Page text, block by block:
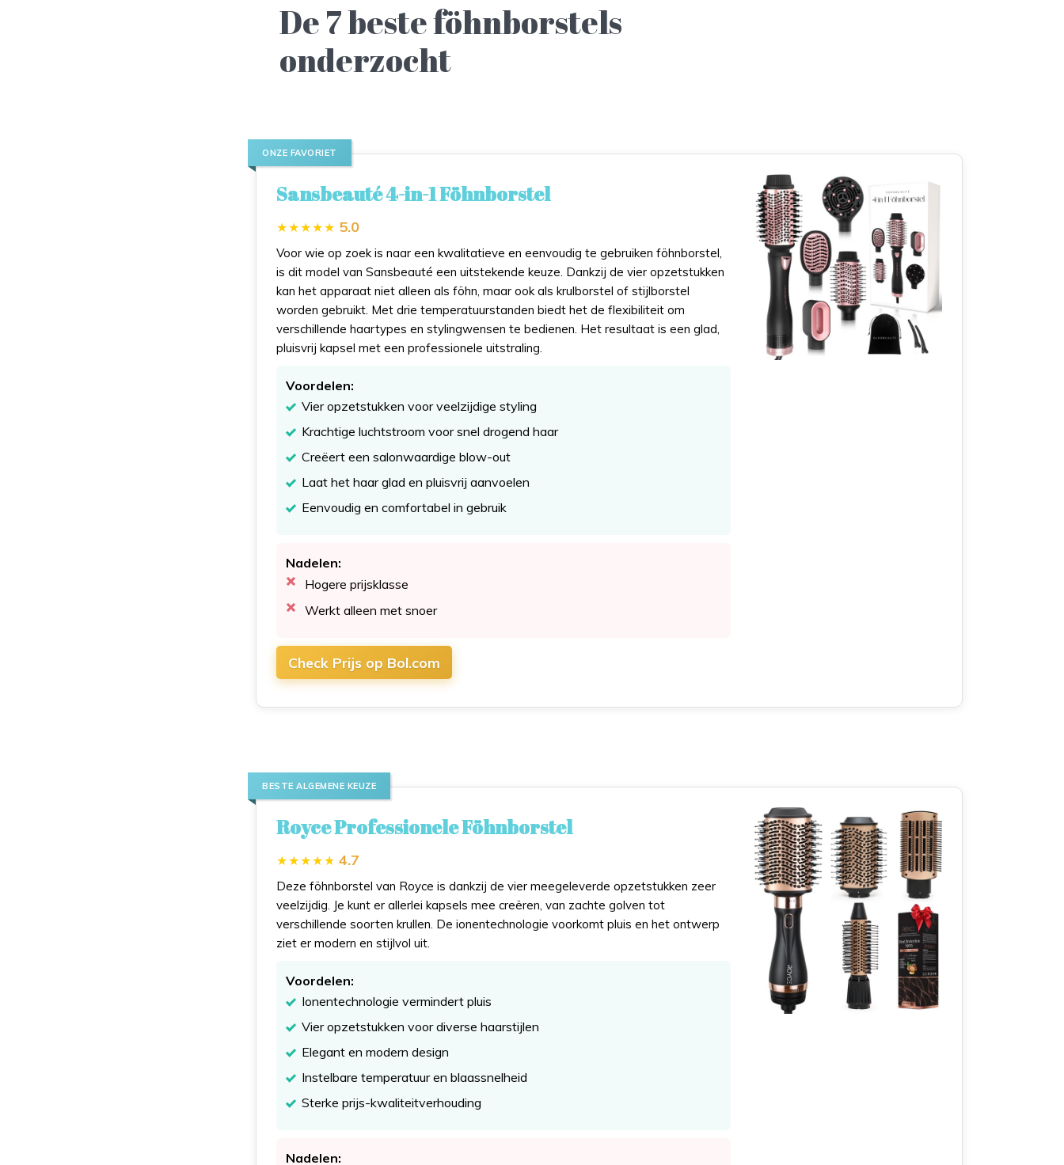
De 7 beste föhnborstels
onderzocht
ONZE FAVORIET
Sansbeauté 4-in-1 Föhnborstel
5.0
Voor wie op zoek is naar een kwalitatieve en eenvoudig te gebruiken föhnborstel,
is dit model van Sansbeauté een uitstekende keuze. Dankzij de vier opzetstukken
kan het apparaat niet alleen als föhn, maar ook als krulborstel of stijlborstel
worden gebruikt. Met drie temperatuurstanden biedt het de flexibiliteit om
verschillende haartypes en stylingwensen te bedienen. Het resultaat is een glad,
pluisvrij kapsel met een professionele uitstraling.
Voordelen:
Vier opzetstukken voor veelzijdige styling
Krachtige luchtstroom voor snel drogend haar
Creëert een salonwaardige blow-out
Laat het haar glad en pluisvrij aanvoelen
Eenvoudig en comfortabel in gebruik
Nadelen:
Hogere prijsklasse
Werkt alleen met snoer
Check Prijs op Bol.com
BESTE ALGEMENE KEUZE
Royce Professionele Föhnborstel
4.7
Deze föhnborstel van Royce is dankzij de vier meegeleverde opzetstukken zeer
veelzijdig. Je kunt er allerlei kapsels mee creëren, van zachte golven tot
verschillende soorten krullen. De ionentechnologie voorkomt pluis en het ontwerp
ziet er modern en stijlvol uit.
Voordelen:
Ionentechnologie vermindert pluis
Vier opzetstukken voor diverse haarstijlen
Elegant en modern design
Instelbare temperatuur en blaassnelheid
Sterke prijs-kwaliteitverhouding
Nadelen: